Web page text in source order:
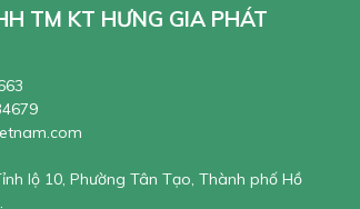
TM KT HƯNG GIA PHÁT
lộ 10, Phường Tân Tạo, Thành phố Hồ